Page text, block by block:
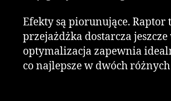
Efekty są piorunujące. Raptor
przejażdżka dostarcza
optymalizacja zapewnia
co najlepsze w dwóch